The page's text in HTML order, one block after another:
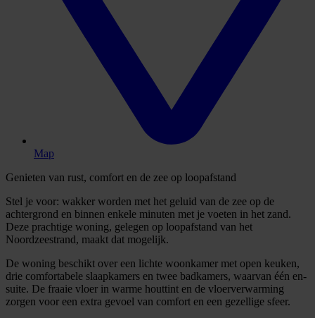
Map
Genieten van rust, comfort en de zee op loopafstand
Stel je voor: wakker worden met het geluid van de zee op de
achtergrond en binnen enkele minuten met je voeten in het zand.
Deze prachtige woning, gelegen op loopafstand van het
Noordzeestrand, maakt dat mogelijk.
De woning beschikt over een lichte woonkamer met open keuken,
drie comfortabele slaapkamers en twee badkamers, waarvan één en-
suite. De fraaie vloer in warme houttint en de vloerverwarming
zorgen voor een extra gevoel van comfort en een gezellige sfeer.